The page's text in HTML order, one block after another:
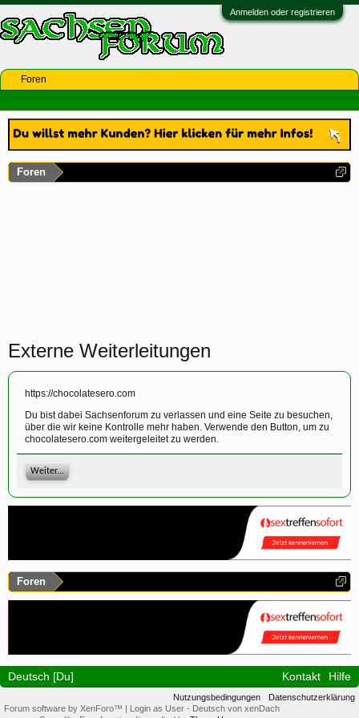
Anmelden oder registrieren
Foren
Externe Weiterleitungen
https://chocolatesero.com
Du bist dabei Sachsenforum zu verlassen und eine Seite zu besuchen,
über die wir keine Kontrolle mehr haben. Verwende den Button, um zu
chocolatesero.com weitergeleitet zu werden.
Weiter...
Foren
Foren
Deutsch [Du] Kontakt Hilfe
Nutzungsbedingungen
Datenschutzerklärung
Forum software by XenForo™ | Login as User - Deutsch von xenDach